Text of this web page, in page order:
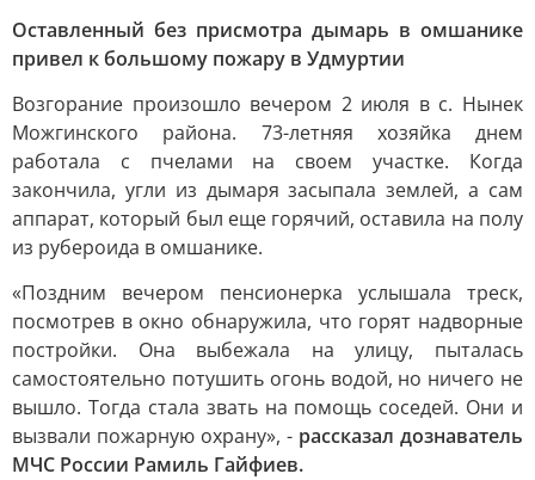
Оставленный без присмотра дымарь в омшанике
привел к большому пожару в Удмуртии
Возгорание произошло вечером 2 июля в с. Нынек
Можгинского района. 73-летняя хозяйка днем
работала с пчелами на своем участке. Когда
закончила, угли из дымаря засыпала землей, а сам
аппарат, который был еще горячий, оставила на полу
из рубероида в омшанике.
«Поздним вечером пенсионерка услышала треск,
посмотрев в окно обнаружила, что горят надворные
постройки. Она выбежала на улицу, пыталась
самостоятельно потушить огонь водой, но ничего не
вышло. Тогда стала звать на помощь соседей. Они и
вызвали пожарную охрану», - рассказал дознаватель
МЧС России Рамиль Гайфиев.